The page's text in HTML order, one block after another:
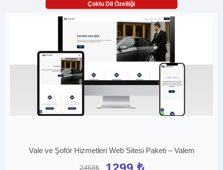
Çoklu Dil Özelliği
Vale ve Şoför Hizmetleri Web Sitesi Paketi – Valem
2468₺